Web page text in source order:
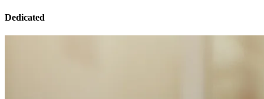
Dedicated